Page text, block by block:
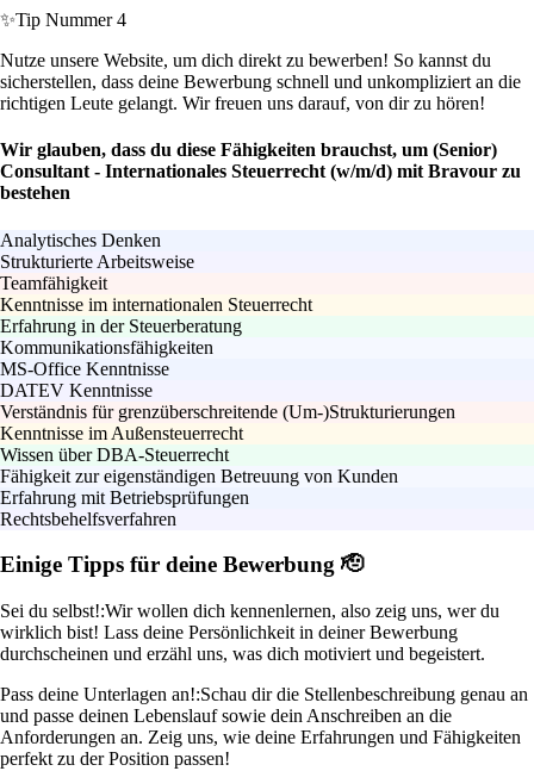
✨Tip Nummer 4
Nutze unsere Website, um dich direkt zu bewerben! So kannst du
sicherstellen, dass deine Bewerbung schnell und unkompliziert an die
richtigen Leute gelangt. Wir freuen uns darauf, von dir zu hören!
Wir glauben, dass du diese Fähigkeiten brauchst, um (Senior)
Consultant - Internationales Steuerrecht (w/m/d) mit Bravour zu
bestehen
Analytisches Denken
Strukturierte Arbeitsweise
Teamfähigkeit
Kenntnisse im internationalen Steuerrecht
Erfahrung in der Steuerberatung
Kommunikationsfähigkeiten
MS-Office Kenntnisse
DATEV Kenntnisse
Verständnis für grenzüberschreitende (Um-)Strukturierungen
Kenntnisse im Außensteuerrecht
Wissen über DBA-Steuerrecht
Fähigkeit zur eigenständigen Betreuung von Kunden
Erfahrung mit Betriebsprüfungen
Rechtsbehelfsverfahren
Einige Tipps für deine Bewerbung 🫡
Sei du selbst!:Wir wollen dich kennenlernen, also zeig uns, wer du
wirklich bist! Lass deine Persönlichkeit in deiner Bewerbung
durchscheinen und erzähl uns, was dich motiviert und begeistert.
Pass deine Unterlagen an!:Schau dir die Stellenbeschreibung genau an
und passe deinen Lebenslauf sowie dein Anschreiben an die
Anforderungen an. Zeig uns, wie deine Erfahrungen und Fähigkeiten
perfekt zu der Position passen!